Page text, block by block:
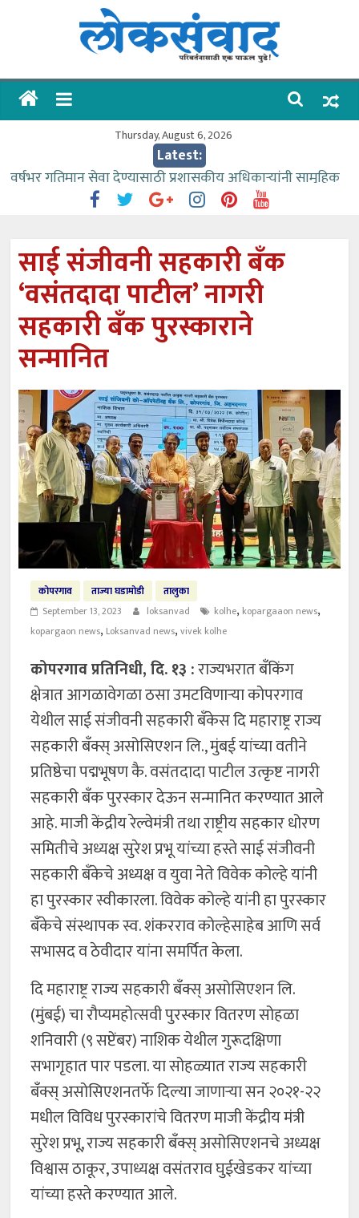
लोकसंवाद
ताज्या
Thursday, August 6, 2026
Latest:
वर्षभर गतिमान सेवा देण्यासाठी प्रशासकीय अधिकाऱ्यांनी सामुहिक
प्रयत्न करावे – आमदार काळे
आत्मामालिक गुरूकूलाचे २२८ विद्यार्थी शिष्यवृत्तीस पात्र
ईच्छा आणि मेहनतीच्या बळावर यश मिळवता येते – शिवप्रसाद
पंडोरे
आमदार आशुतोष काळे यांचा वाढदिवस विविध सामाजिक
उपक्रमांनी साजरा
साई संजीवनी सहकारी बँक
‘वसंतदादा पाटील’ नागरी
सहकारी बँक पुरस्काराने
सन्मानित
कोपरगाव ताज्या घडामोडी
तालुका
September 13, 2023
loksanvad kolhe, kopargaaon news,
kopargaon news, Loksanvad news,vivek kolhe
कोपरगाव प्रतिनिधी, दि. १३ :राज्यभरात बँकिंग
क्षेत्रात आगळावेगळा ठसा उमटविणाऱ्या कोपरगाव
येथील साई संजीवनी सहकारी बँकेस दि महाराष्ट्र राज्य
सहकारी बँक्स् असोसिएशन लि., मुंबई यांच्या वतीने
प्रतिष्ठेचा पद्मभूषण कै. वसंतदादा पाटील उत्कृष्ट नागरी
सहकारी बँक पुरस्कार देऊन सन्मानित करण्यात आले
आहे. माजी केंद्रीय रेल्वेमंत्री तथा राष्ट्रीय सहकार धोरण
समितीचे अध्यक्ष सुरेश प्रभू यांच्या हस्ते साई संजीवनी
सहकारी बँकेचे अध्यक्ष व युवा नेते विवेक कोल्हे यांनी
हा पुरस्कार स्वीकारला. विवेक कोल्हे यांनी हा पुरस्कार
बँकेचे संस्थापक स्व. शंकरराव कोल्हेसाहेब आणि सर्व
सभासद व ठेवीदार यांना समर्पित केला.
दि महाराष्ट्र राज्य सहकारी बँक्स् असोसिएशन लि.
(मुंबई) चा रौप्यमहोत्सवी पुरस्कार वितरण सोहळा
शनिवारी (९ सप्टेंबर) नाशिक येथील गुरूदक्षिणा
सभागृहात पार पडला. या सोहळ्यात राज्य सहकारी
बँक्स् असोसिएशनतर्फे दिल्या जाणाऱ्या सन २०२१-२२
मधील विविध पुरस्कारांचे वितरण माजी केंद्रीय मंत्री
सुरेश प्रभू, राज्य सहकारी बँक्स् असोसिएशनचे अध्यक्ष
विश्वास ठाकूर, उपाध्यक्ष वसंतराव घुईखेडकर यांच्या
यांच्या हस्ते करण्यात आले.